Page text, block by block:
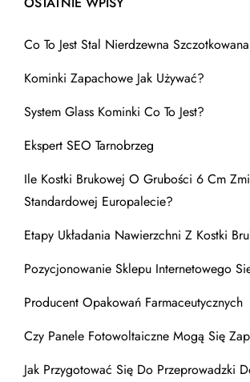
Co To Jest Stal Nierdzewna
Kominki Zapachowe Jak Używać?
System Glass Kominki Co To Jest?
Ekspert SEO Tarnobrzeg
Ile Kostki Brukowej O Grubości 6 Cm
Standardowej Europalecie?
Etapy Układania Nawierzchni Z Kostki
Pozycjonowanie Sklepu Internetowego
Producent Opakowań Farmaceutycznych
Czy Panele Fotowoltaiczne Mogą Się
Jak Przygotować Się Do Przeprowadzki